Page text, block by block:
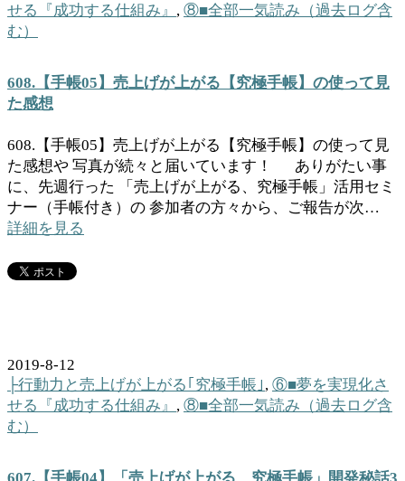
せる『成功する仕組み』 , ⑧■全部一気読み（過去ログ含
む）
608.【手帳05】売上げが上がる【究極手帳】の使って見
た感想
608.【手帳05】売上げが上がる【究極手帳】の使って見
た感想や 写真が続々と届いています！ ありがたい事
に、先週行った 「売上げが上がる、究極手帳」活用セミ
ナー（手帳付き）の 参加者の方々から、ご報告が次…
詳細を見る
2019-8-12
├行動力と売上げが上がる｢究極手帳｣ , ⑥■夢を実現化さ
せる『成功する仕組み』 , ⑧■全部一気読み（過去ログ含
む）